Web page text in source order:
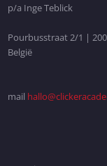
p/a Inge Teblick
Pourbusstraat 2/1 |
België
mail